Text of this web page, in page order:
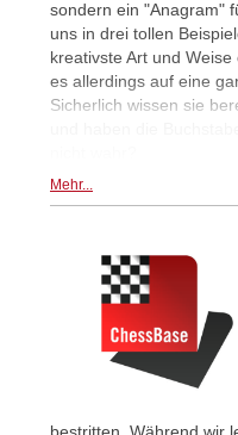
sondern ein "Anagram"
uns in drei tollen
kreativste Art und
es allerdings auf eine
Sicherlich wissen sie
Mehr...